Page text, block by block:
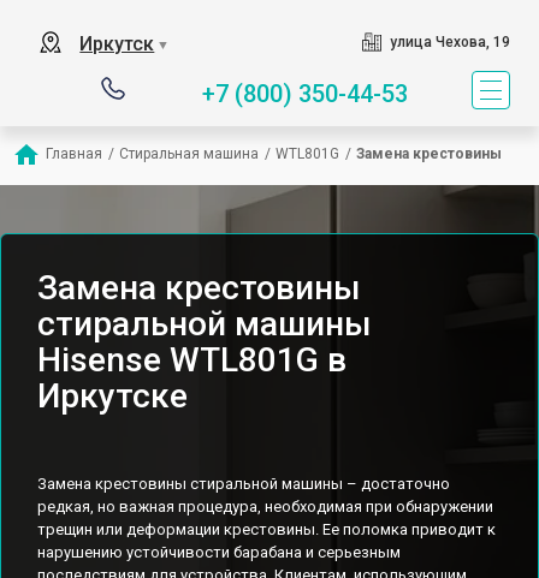
Иркутск ▼ улица Чехова, 19
+7 (800) 350-44-53
Главная / Стиральная машина / WTL801G / Замена крестовины
Замена крестовины
стиральной машины
Hisense WTL801G в
Иркутске
Замена крестовины стиральной машины – достаточно
редкая, но важная процедура, необходимая при обнаружении
трещин или деформации крестовины. Ее поломка приводит к
нарушению устойчивости барабана и серьезным